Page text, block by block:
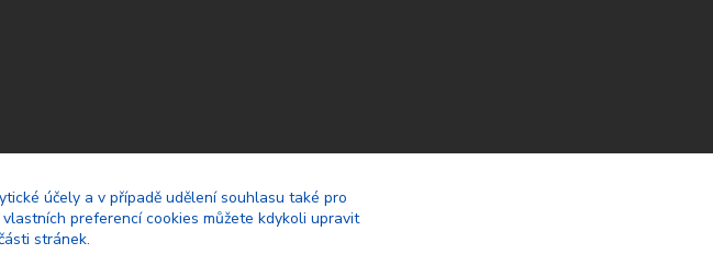
účely a v případě udělení souhlasu také pro
preferencí cookies můžete kdykoli upravit
stránek.